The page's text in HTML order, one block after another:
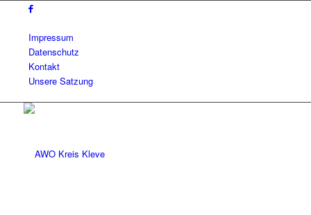
Impressum
Datenschutz
Kontakt
Unsere Satzung